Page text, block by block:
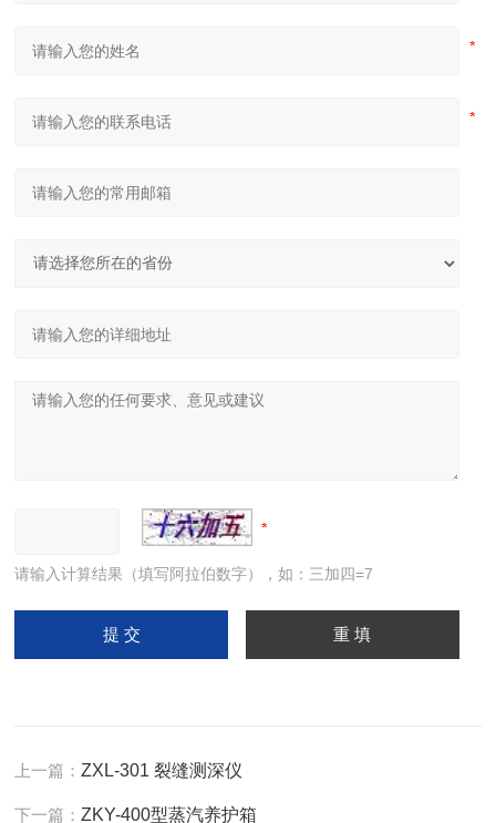
请输入计算结果（填写阿拉伯数字），如：三加四=7
上一篇：ZXL-301 裂缝测深仪
下一篇：ZKY-400型蒸汽养护箱